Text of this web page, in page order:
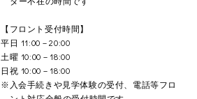
【フロント受付時間】
平日 11:00－20:00
土曜 10:00－18:00
日祝 10:00－18:00
※入会手続きや見学体験の受付、電話等フロ